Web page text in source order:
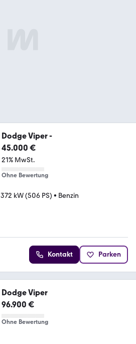
Dodge Viper -
45.000 €
21% MwSt.
Ohne Bewertung
372 kW (506 PS) • Benzin
Kontakt Parken
Dodge Viper
96.900 €
Ohne Bewertung